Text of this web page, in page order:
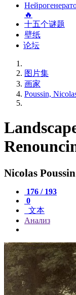
🔥
十五个谜题
壁纸
论坛
图片集
画家
Poussin,
Nicolas
176 / 193
0
文本
Анализ